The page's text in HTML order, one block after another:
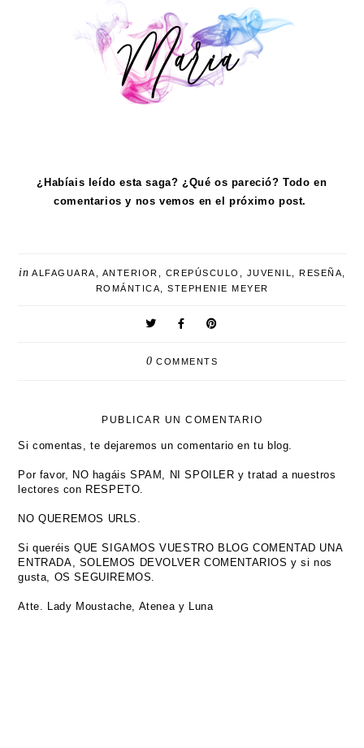
¿Habíais leído esta saga? ¿Qué os pareció? Todo en
comentarios y nos vemos en el próximo post.
in ALFAGUARA ANTERIOR CREPÚSCULO JUVENIL RESEÑA
ROMÁNTICA
STEPHENIE MEYER
0 COMMENTS
PUBLICAR UN COMENTARIO
Si comentas, te dejaremos un comentario en tu blog.
Por favor, NO hagáis SPAM, NI SPOILER y tratad a nuestros
lectores con RESPETO.
NO QUEREMOS URLS.
Si queréis QUE SIGAMOS VUESTRO BLOG COMENTAD UNA
ENTRADA, SOLEMOS DEVOLVER COMENTARIOS y si nos
gusta, OS SEGUIREMOS.
Atte. Lady Moustache, Atenea y Luna